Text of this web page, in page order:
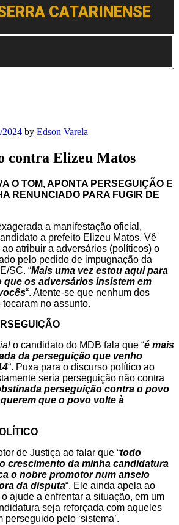
CATARINENSE
2024 by Edson Varela
contra Elizeu Matos
O TOM, APONTA PERSEGUIÇÃO E
RENUNCIADO PARA FUGIR DE
a manifestação oficial,
a prefeito Elizeu Matos. Vê
atribuir a adversários (políticos) o
pelo pedido de impugnação da
SC. “Mais uma vez estou aqui para
que os adversários insistem em
“. Atente-se que nenhum dos
no assunto.
o candidato do MDB fala que “é mais
da perseguição que venho
“. Puxa para o discurso político ao
seria perseguição não contra
perseguição contra o povo
que o povo volte à
de Justiça ao falar que “todo
crescimento da minha candidatura
o nobre promotor num anseio
da disputa“. Ele ainda apela ao
ajude a enfrentar a situação, em um
seja reforçada com aqueles
pelo ‘sistema’.